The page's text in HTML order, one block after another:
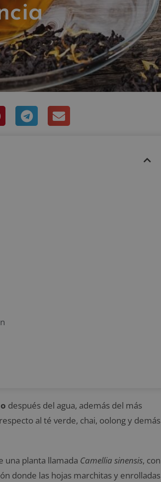
después del agua, además del más
al té verde, chai, oolong y demás
una planta llamada Camellia sinensis, con
donde las hojas marchitas y enrolladas